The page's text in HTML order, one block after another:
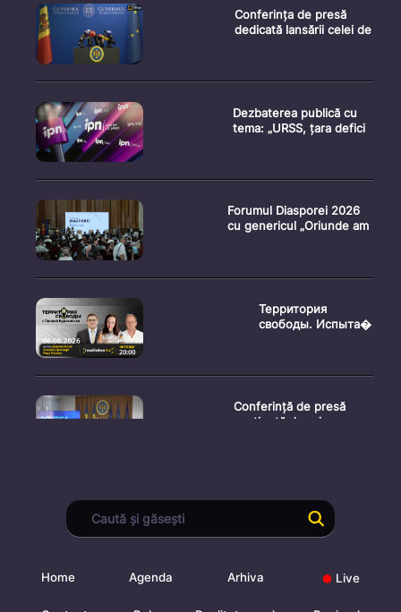
Conferința de presă
dedicată lansării celei de
Dezbaterea publică cu
tema: „URSS, țara defici
Forumul Diasporei 2026
cu genericul „Oriunde am
Территория
свободы. Испыта�
Conferință de presă
susținută de prim-
Ședința Consiliului
Superior al Procurorilor
din
Home Agenda Arhiva Live